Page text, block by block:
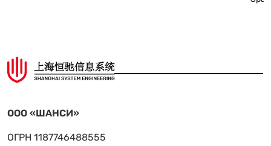
ООО «ШАНСИ»
ОГРН 1187746488555